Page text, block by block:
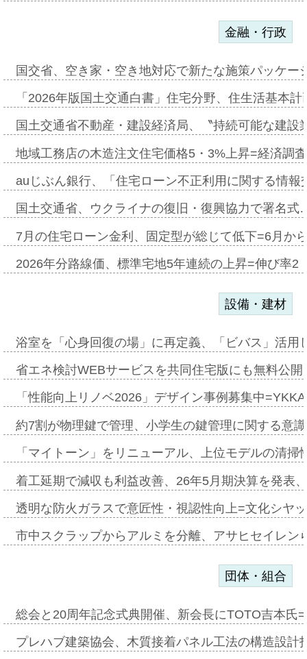
金融・行政
国交省、空き家・空き地対応で新たな施策パッケ
「2026年版国土交通白書」住宅分野、住生活基本
国土交通省不動産・建設経済局、〝持続可能な建
地域工務店の木造注文住宅価格5・3%上昇=経済調
auじぶん銀行、「住宅ローン不正利用に関する情
国土交通省、ウクライナの復旧・復興協力で署名
7月の住宅ローン金利、固定型が総じて低下=6月か
2026年分路線価、標準宅地5年連続の上昇=伸び率
設備・建材
浴室を「心身回復の場」に再定義、「ビバス」活
省エネ検討WEBサービスを共同住宅版にも無料公
「性能向上リノベ2026」デザイン事例募集中
約7割が物理鍵で管理、小学生の鍵管理に関する意
「マイトーン」をリニューアル、上位モデルの清
着工延期で減収も利益改善、26年5月期決算を発表
透明な防火ガラスで意匠性・視認性向上=文化シヤ
市中スクラップからアルミを分離、アサヒセイレ
団体・組合
総会と20周年記念式典開催、新会長にTOTO吉本氏
プレハブ建築協会、木質接着パネル工法の構造設